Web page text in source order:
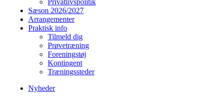
Privatlivspolitik
Sæson 2026/2027
Arrangementer
Praktisk info
Tilmeld dig
Prøvetræning
Foreningstøj
Kontingent
Træningssteder
Nyheder